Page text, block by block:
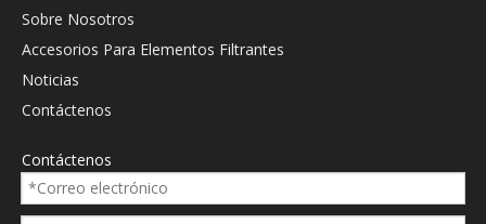
Sobre Nosotros
Accesorios Para Elementos Filtrantes
Noticias
Contáctenos
Contáctenos